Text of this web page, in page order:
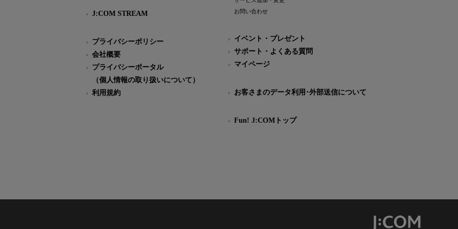
J:COM STREAM
プライバシーポリシー
会社概要
プライバシーポータル
（個人情報の取り扱いについて）
利用規約
お問い合わせ
イベント・プレゼント
サポート・よくある質問
マイページ
お客さまのデータ利用･外部送信について
Fun! J:COMトップ